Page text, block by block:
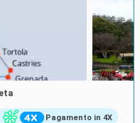
Pagamento in 4X